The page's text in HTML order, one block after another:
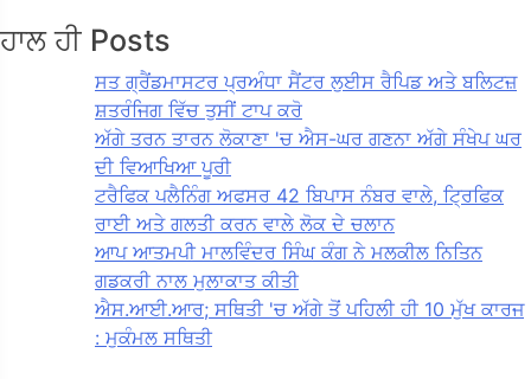
ਹਾਲ ਹੀ Posts
ਸਤ ਗ੍ਰੈਂਡਮਾਸਟਰ ਪ੍ਰਅੰਧਾ ਸੈਂਟਰ ਲੁਈਸ ਰੈਪਿਡ ਅਤੇ ਬਲਿਟਜ਼
ਸ਼ਤਰੰਜਿਗ ਵਿੱਚ ਤੁਸੀਂ ਟਾਪ ਕਰੋ
ਅੱਗੇ ਤਰਨ ਤਾਰਨ ਲੋਕਾਣਾ 'ਚ ਐਸ-ਘਰ ਗਣਨਾ ਅੱਗੇ ਸੰਖੇਪ ਘਰ
ਦੀ ਵਿਆਖਿਆ ਪੂਰੀ
ਟਰੈਫਿਕ ਪਲੈਨਿੰਗ ਅਫਸਰ 42 ਬਿਪਾਸ ਨੰਬਰ ਵਾਲੇ, ਟ੍ਰਿਫਿਕ
ਰਾਈ ਅਤੇ ਗਲਤੀ ਕਰਨ ਵਾਲੇ ਲੋਕ ਦੇ ਚਲਾਨ
ਆਪ ਆਤਮਪੀ ਮਾਲਵਿੰਦਰ ਸਿੰਘ ਕੰਗ ਨੇ ਮਲਕੀਲ ਨਿਤਿਨ
ਗਡਕਰੀ ਨਾਲ ਮੁਲਾਕਾਤ ਕੀਤੀ
ਐਸ.ਆਈ.ਆਰ; ਸਥਿਤੀ 'ਚ ਅੱਗੇ ਤੋਂ ਪਹਿਲੀ ਹੀ 10 ਮੁੱਖ ਕਾਰਜ
: ਮੁਕੰਮਲ ਸਥਿਤੀ